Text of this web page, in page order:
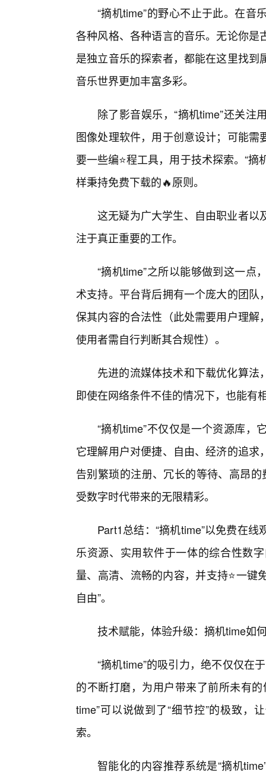
“摘机time”的野心不止于此。在音
各种风格、各种语言的音乐。无论你
是独立音乐的探索者，都能在这里找
音乐世界更加丰富多彩。
除了影音娱乐，“摘机time”还关
图像处理软件，用于创意设计；可能
要一些编⭐程工具，用于技术探索。“
样秉持免费下载的🔥原则。
这无疑为广大学生、自由职业者以
注于真正重要的工作。
“摘机time”之所以能够做到这一点
术支持。平台背后拥有一个庞大的团
保其内容的合法性（此处需要用户理
使用者需自行判断其合规性）。
先进的流媒体技术和下载优化算
即使在网络条件不佳的情况下，也能有
“摘机time”不仅仅是一个资源库，
它理解用户对便捷、自由、经济的追
告别繁琐的注册、冗长的等待、高昂
受数字时代带来的无限精彩。
Part1总结：“摘机time”以免费在
乐资源、实用软件于一体的综合性数
量、高清、流畅的内容，并支持⭐一键
自由”。
技术赋能，体验升级：摘机time如
“摘机time”的吸引力，绝不仅仅在
的不断打磨，为用户带来了前所未有
time”可以说做到了“细节控”的极致，
索。
智能化的内容推荐系统是“摘机